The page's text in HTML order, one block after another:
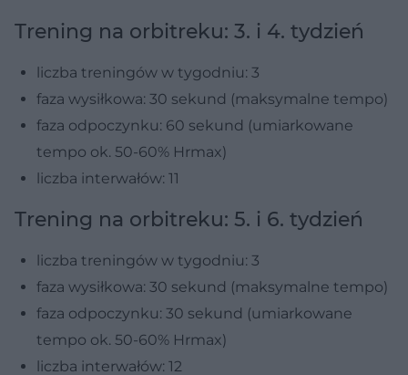
Trening na orbitreku: 3. i 4. tydzień
liczba treningów w tygodniu: 3
faza wysiłkowa: 30 sekund (maksymalne tempo)
faza odpoczynku: 60 sekund (umiarkowane
tempo ok. 50-60% Hrmax)
liczba interwałów: 11
Trening na orbitreku: 5. i 6. tydzień
liczba treningów w tygodniu: 3
faza wysiłkowa: 30 sekund (maksymalne tempo)
faza odpoczynku: 30 sekund (umiarkowane
tempo ok. 50-60% Hrmax)
liczba interwałów: 12